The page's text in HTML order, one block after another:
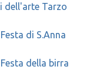
dell'arte Tarzo
di S.Anna
della birra